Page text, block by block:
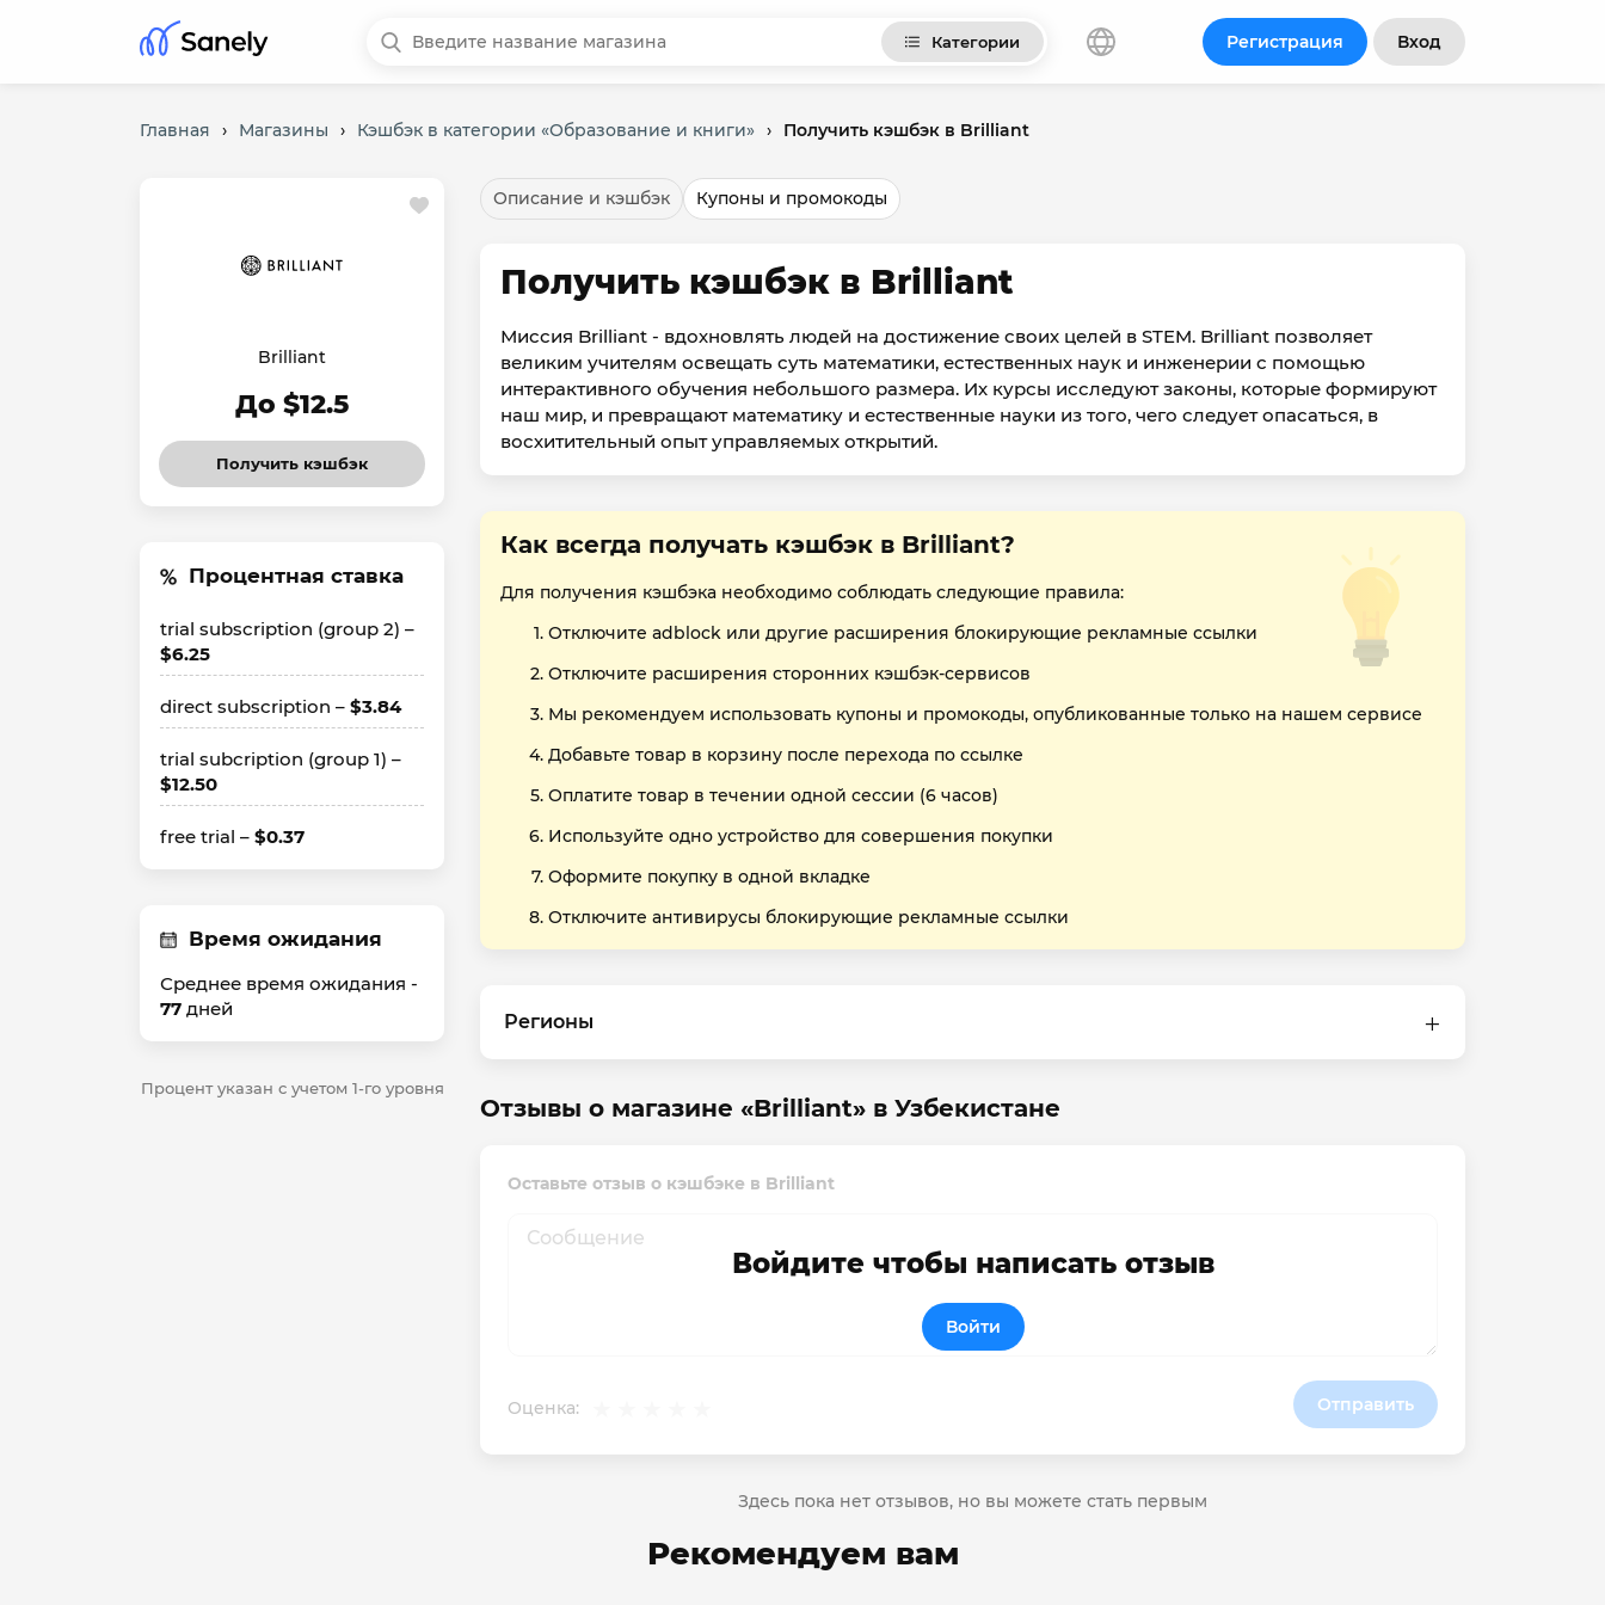
Категории Регистрация Вход
Главная › Магазины › Кэшбэк в категории «Образование и книги» › Получить кэшбэк в Brilliant
Brilliant
До $12.5
Получить кэшбэк
Процентная ставка
trial subscription (group 2) –
$6.25
direct subscription – $3.84
trial subcription (group 1) –
$12.50
free trial – $0.37
Время ожидания
Среднее время ожидания -
77 дней
Процент указан с учетом 1-го уровня
Описание и кэшбэк Купоны и промокоды
Получить кэшбэк в Brilliant
Миссия Brilliant - вдохновлять людей на достижение своих целей в STEM. Brilliant позволяет
великим учителям освещать суть математики, естественных наук и инженерии с помощью
интерактивного обучения небольшого размера. Их курсы исследуют законы, которые формируют
наш мир, и превращают математику и естественные науки из того, чего следует опасаться, в
восхитительный опыт управляемых открытий.
Как всегда получать кэшбэк в Brilliant?
Для получения кэшбэка необходимо соблюдать следующие правила:
Отключите adblock или другие расширения блокирующие рекламные ссылки
Отключите расширения сторонних кэшбэк-сервисов
Мы рекомендуем использовать купоны и промокоды, опубликованные только на нашем сервисе
Добавьте товар в корзину после перехода по ссылке
Оплатите товар в течении одной сессии (6 часов)
Используйте одно устройство для совершения покупки
Оформите покупку в одной вкладке
Отключите антивирусы блокирующие рекламные ссылки
Регионы
Отзывы о магазине «Brilliant» в Узбекистане
Оставьте отзыв о кэшбэке в Brilliant
Оценка: Отправить
Войдите чтобы написать отзыв
Войти
Здесь пока нет отзывов, но вы можете стать первым
Рекомендуем вам